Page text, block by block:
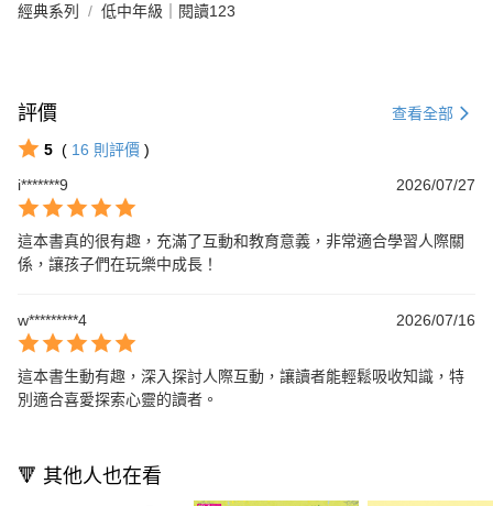
經典系列 低中年級｜閱讀123
評價 查看全部
5 ( 16 則評價 )
i*******9
2026/07/27
這本書真的很有趣，充滿了互動和教育意義，非常適合學習人際關
係，讓孩子們在玩樂中成長！
w*********4 2026/07/16
這本書生動有趣，深入探討人際互動，讓讀者能輕鬆吸收知識，特
別適合喜愛探索心靈的讀者。
🔻 其他人也在看